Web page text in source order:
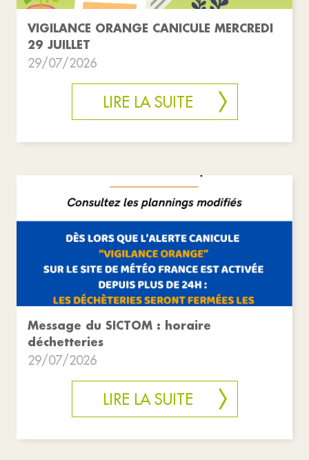
VIGILANCE ORANGE CANICULE MERCREDI
29 JUILLET
29/07/2026
LIRE LA SUITE
Message du SICTOM : horaire
déchetteries
29/07/2026
LIRE LA SUITE